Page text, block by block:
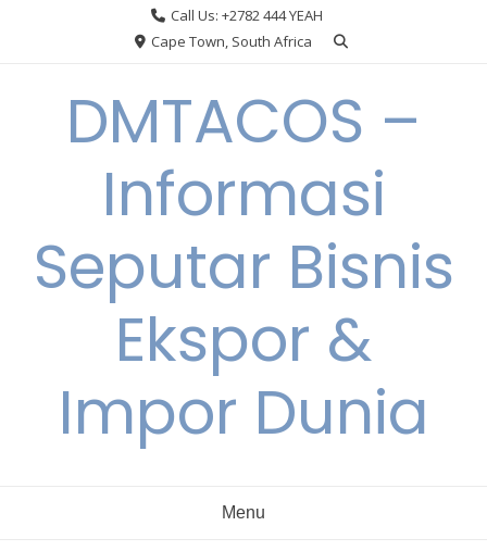
Call Us: +2782 444 YEAH
Cape Town, South Africa
DMTACOS –
Informasi
Seputar Bisnis
Ekspor &
Impor Dunia
Menu